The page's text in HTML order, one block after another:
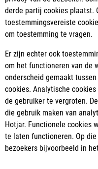
derde partij cookies plaatst.
toestemmingsvereiste
om toestemming te vragen.
Er zijn echter ook
om het functioneren van de
onderscheid gemaakt
cookies. Analytische
de gebruiker te vergroten.
die gebruik maken van
Hotjar. Functionele cookies
te laten functioneren. Op
bezoekers bijvoorbeeld in